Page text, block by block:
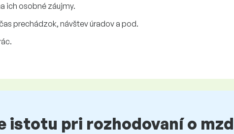
ich osobné záujmy.
prechádzok, návštev úradov a pod.
istotu pri rozhodovaní o